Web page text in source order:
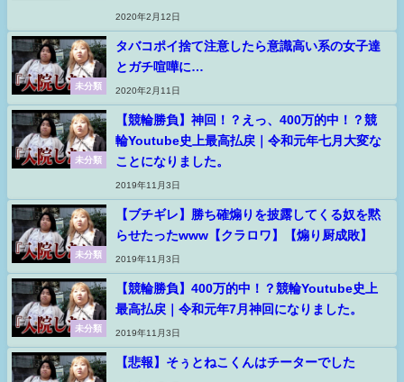
2020年2月12日
未分類
タバコポイ捨て注意したら意識高い系の女子達
とガチ喧嘩に…
2020年2月11日
未分類
【競輪勝負】神回！？えっ、400万的中！？競
輪Youtube史上最高払戻｜令和元年七月大変な
ことになりました。
2019年11月3日
未分類
【ブチギレ】勝ち確煽りを披露してくる奴を黙
らせたったwww【クラロワ】【煽り厨成敗】
2019年11月3日
未分類
【競輪勝負】400万的中！？競輪Youtube史上
最高払戻｜令和元年7月神回になりました。
2019年11月3日
【悲報】そぅとねこくんはチーターでした